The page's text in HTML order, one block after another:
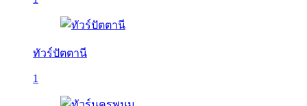
ทัวร์ปัตตานี
1